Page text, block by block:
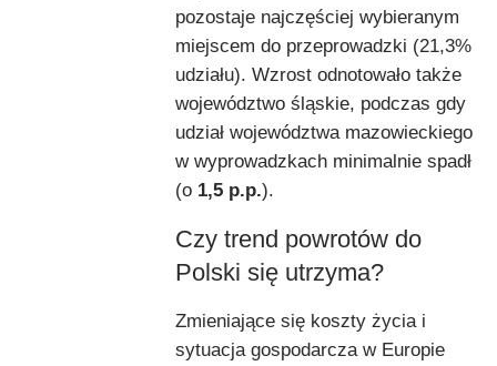
pozostaje najczęściej wybieranym
miejscem do przeprowadzki (21,3%
udziału). Wzrost odnotowało także
województwo śląskie, podczas gdy
udział województwa mazowieckiego
w wyprowadzkach minimalnie spadł
(o 1,5 p.p.).
Czy trend powrotów do
Polski się utrzyma?
Zmieniające się koszty życia i
sytuacja gospodarcza w Europie